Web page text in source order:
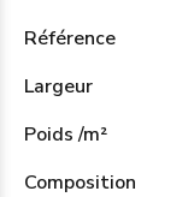
Référence
Largeur
Poids /m²
Composition